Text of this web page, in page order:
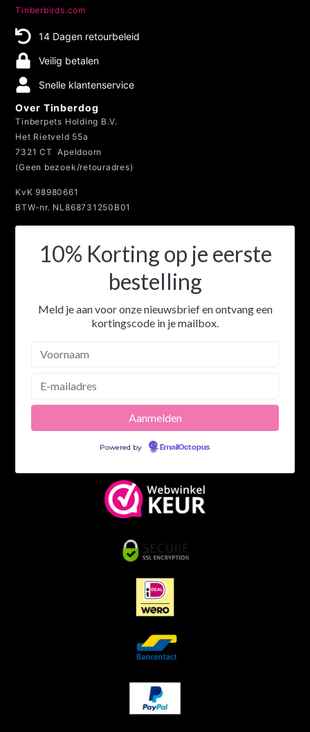
Onze andere shops:
Tinbercat.com
Tinberbirds.com
14 Dagen retourbeleid
Veilig betalen
Snelle klantenservice
Over Tinberdog
Tinberpets Holding B.V.
7321 CT Apeldoorn
(Geen bezoek/retouradres)
BTW-nr. NL868731250B01
10% Korting op je eerste
bestelling
Meld je aan voor onze nieuwsbrief en ontvang een
Powered by EmailOctopus